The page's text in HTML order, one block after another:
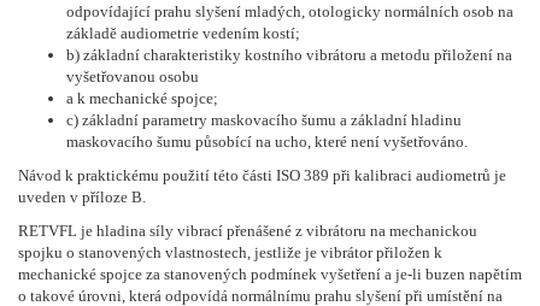
odpovídající prahu slyšení mladých, otologicky normálních osob na
základě audiometrie vedením kostí;
b) základní charakteristiky kostního vibrátoru a metodu přiložení na
vyšetřovanou osobu
a k mechanické spojce;
c) základní parametry maskovacího šumu a základní hladinu
maskovacího šumu působící na ucho, které není vyšetřováno.
Návod k praktickému použití této části ISO 389 při kalibraci audiometrů je
uveden v příloze B.
RETVFL je hladina síly vibrací přenášené z vibrátoru na mechanickou
spojku o stanovených vlastnostech, jestliže je vibrátor přiložen k
mechanické spojce za stanovených podmínek vyšetření a je-li buzen napětím
o takové úrovni, která odpovídá normálnímu prahu slyšení při umístění na